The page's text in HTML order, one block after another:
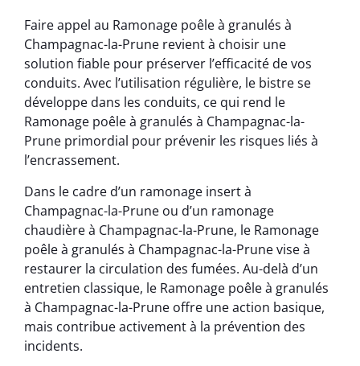
Faire appel au Ramonage poêle à granulés à
Champagnac-la-Prune revient à choisir une
solution fiable pour préserver l’efficacité de vos
conduits. Avec l’utilisation régulière, le bistre se
développe dans les conduits, ce qui rend le
Ramonage poêle à granulés à Champagnac-la-
Prune primordial pour prévenir les risques liés à
l’encrassement.
Dans le cadre d’un ramonage insert à
Champagnac-la-Prune ou d’un ramonage
chaudière à Champagnac-la-Prune, le Ramonage
poêle à granulés à Champagnac-la-Prune vise à
restaurer la circulation des fumées. Au-delà d’un
entretien classique, le Ramonage poêle à granulés
à Champagnac-la-Prune offre une action basique,
mais contribue activement à la prévention des
incidents.